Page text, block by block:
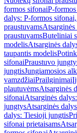
formos sifonaiP-
dalys: P-formos
praustuvams
praustuvamsButeliniai
modelisAtsarginės
taupantis modelis
sifonaiPraustuvo
jungtisJungiamosios
vamzdžiaiPrailginimai
plautuvėmsAtsarginės
sifonaiAtsarginės
jungtysAtsarginės
dalys: Tiesioji jungtis
sifonai prietaisams